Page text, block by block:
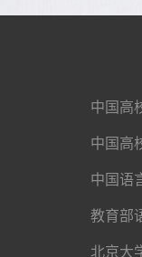
中国高
中国高
中国语
教育部
北京大